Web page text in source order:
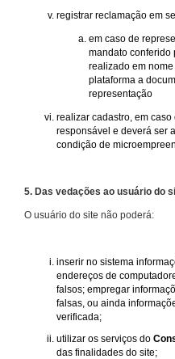
registrar reclamação em
em caso de
mandato conferido
realizado em
plataforma a
representação
realizar cadastro, em
responsável e deverá ser
condição de
5. Das vedações ao usuário do
O usuário do site não poderá:
inserir no sistema
endereços de
falsos; empregar
falsas, ou ainda
verificada;
utilizar os serviços do
das finalidades do site;